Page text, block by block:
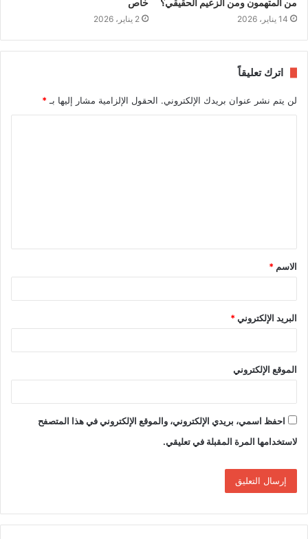
من المتهمون ومن الزعيم الحقيقي؟
14 يناير، 2026
خاص
2 يناير، 2026
اترك تعليقاً
لن يتم نشر عنوان بريدك الإلكتروني. الحقول الإلزامية مشار إليها بـ *
ق
*
الاسم *
البريد الإلكتروني*
الموقع الإلكتروني
احفظ اسمي، بريدي الإلكتروني، والموقع الإلكتروني في هذا المتصفح
لاستخدامها المرة المقبلة في تعليقي.